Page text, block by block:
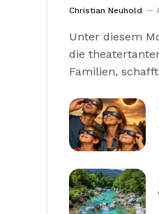
Christian Neuhold
Unter diesem
die
Familien,